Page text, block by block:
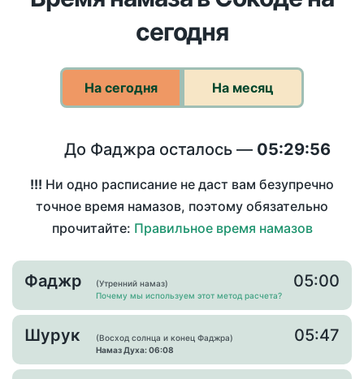
сегодня
На сегодня На месяц
До Фаджра осталось — 05:29:56
!!! Ни одно расписание не даст вам безупречно
точное время намазов, поэтому обязательно
прочитайте: Правильное время намазов
Фаджр
(Утренний намаз)
Почему мы используем этот метод расчета?
05:00
Шурук
(Восход солнца и конец Фаджра)
Намаз Духа: 06:08
05:47